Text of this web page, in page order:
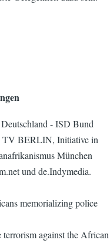
- ISD Bund
TV BERLIN, Initiative in
München
und de.Indymedia.
memorializing police
against the African